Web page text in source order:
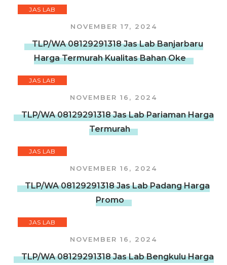
JAS LAB
NOVEMBER 17, 2024
TLP/WA 08129291318 Jas Lab Banjarbaru
Harga Termurah Kualitas Bahan Oke
JAS LAB
NOVEMBER 16, 2024
TLP/WA 08129291318 Jas Lab Pariaman Harga
Termurah
JAS LAB
NOVEMBER 16, 2024
TLP/WA 08129291318 Jas Lab Padang Harga
Promo
JAS LAB
NOVEMBER 16, 2024
TLP/WA 08129291318 Jas Lab Bengkulu Harga